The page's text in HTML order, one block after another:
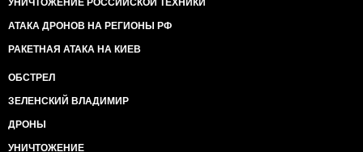
УНИЧТОЖЕНИЕ РОССИЙСКОЙ ТЕХНИКИ
АТАКА ДРОНОВ НА РЕГИОНЫ РФ
РАКЕТНАЯ АТАКА НА КИЕВ
ОБСТРЕЛ
ЗЕЛЕНСКИЙ ВЛАДИМИР
ДРОНЫ
УНИЧТОЖЕНИЕ